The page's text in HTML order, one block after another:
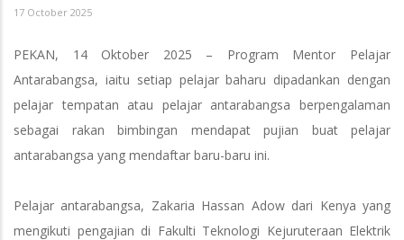
17 October 2025
PEKAN, 14 Oktober 2025 – Program Mentor Pelajar
Antarabangsa, iaitu setiap pelajar baharu dipadankan dengan
pelajar tempatan atau pelajar antarabangsa berpengalaman
sebagai rakan bimbingan mendapat pujian buat pelajar
antarabangsa yang mendaftar baru-baru ini.
Pelajar antarabangsa, Zakaria Hassan Adow dari Kenya yang
mengikuti pengajian di Fakulti Teknologi Kejuruteraan Elektrik